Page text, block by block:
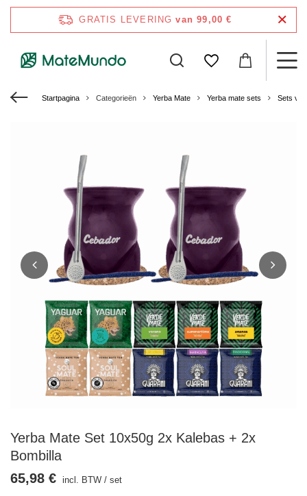
GRATIS LEVERING van 99,00 €
Startpagina Categorieën Yerba Mate Yerba mate sets Sets
Yerba Mate Set 10x50g 2x Kalebas + 2x
Bombilla
65,98 € incl. BTW / set